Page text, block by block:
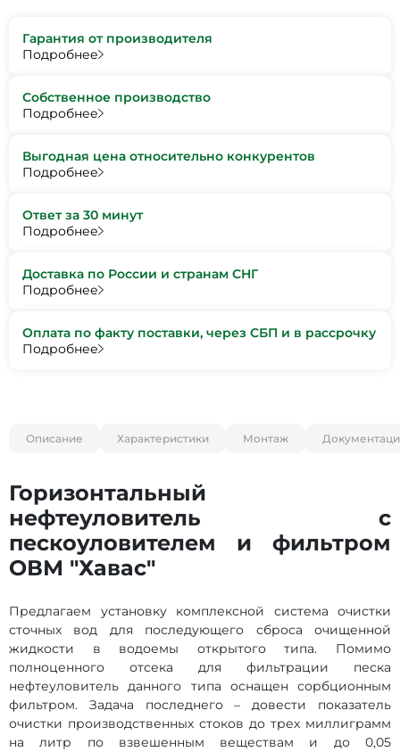
Гарантия от производителя
Подробнее
Собственное производство
Подробнее
Выгодная цена относительно конкурентов
Подробнее
Ответ за 30 минут
Подробнее
Доставка по России и странам СНГ
Подробнее
Оплата по факту поставки, через СБП и в рассрочку
Подробнее
Описание Характеристики Монтаж
Горизонтальный
нефтеуловитель c
пескоуловителем и фильтром
ОВМ "Хавас"
Предлагаем установку комплексной система очистки
сточных вод для последующего сброса очищенной
жидкости в водоемы открытого типа. Помимо
полноценного отсека для фильтрации песка
нефтеуловитель данного типа оснащен сорбционным
фильтром. Задача последнего – довести показатель
очистки производственных стоков до трех миллиграмм
на литр по взвешенным веществам и до 0,05